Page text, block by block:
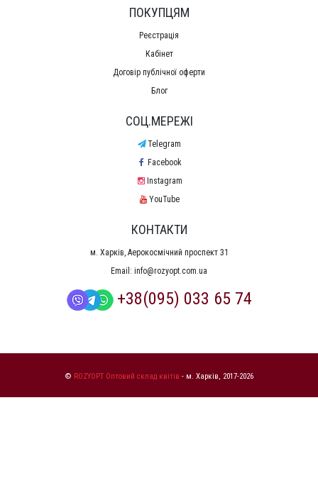
ПОКУПЦЯМ
Реєстрація
Кабінет
Договір публічної оферти
Блог
СОЦ.МЕРЕЖІ
Telegram
Facebook
Instagram
YouTube
КОНТАКТИ
м. Харків, Аерокосмічний проспект 31
Email: info@rozyopt.com.ua
+38(095) 033 65 74
© ROZYOPT Оптовий склад квітів - м. Харків, 2017-2026